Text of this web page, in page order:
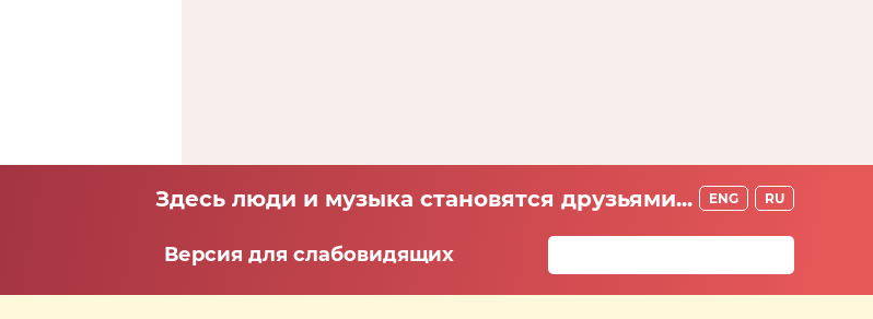
Здесь люди и музыка становятся друзьями... ENG RU
Версия для слабовидящих